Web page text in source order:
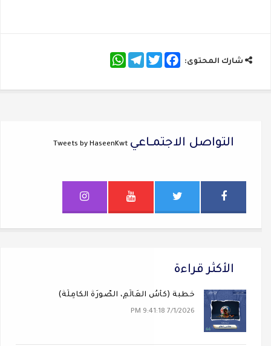
شارك المحتوى:
Facebook
Twitter
Telegram
WhatsApp
التواصل الاجتمــاعي Tweets by HaseenKwt
الأكثر قراءة
خطبة (كَأسُ العَالَمِ، الصُّورَةُ الكَامِلَةُ)
7/1/2026 9:41:18 PM